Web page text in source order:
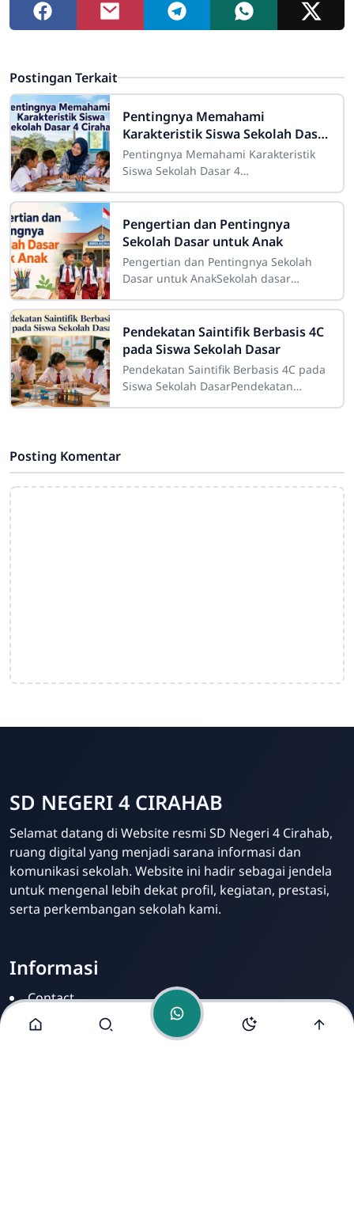
Admin
Online
Postingan Terkait
Pentingnya Memahami
Karakteristik Siswa Sekolah Dasar
4 Cirahab
Pentingnya Memahami Karakteristik
Siswa Sekolah Dasar 4
merupakan salah satu bagian penting
dalam pelaksanaan
Pengertian dan Pentingnya
Sekolah Dasar untuk Anak
Pengertian dan Pentingnya Sekolah
Dasar untuk AnakSekolah dasar
pendidikan yang memiliki peranan
sangat besar dalam
Pendekatan Saintifik Berbasis 4C
pada Siswa Sekolah Dasar
Pendekatan Saintifik Berbasis 4C pada
Siswa Sekolah DasarPendekatan
Posting Komentar
SD NEGERI 4 CIRAHAB
Selamat datang di Website resmi SD Negeri 4 Cirahab,
ruang digital yang menjadi sarana informasi dan
komunikasi sekolah. Website ini hadir sebagai jendela
untuk mengenal lebih dekat profil, kegiatan, prestasi,
serta perkembangan sekolah kami.
Informasi
Contact
Disclamer